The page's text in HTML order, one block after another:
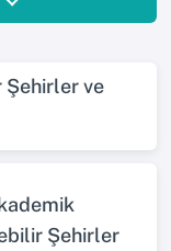
Şehirler ve
Şehirler